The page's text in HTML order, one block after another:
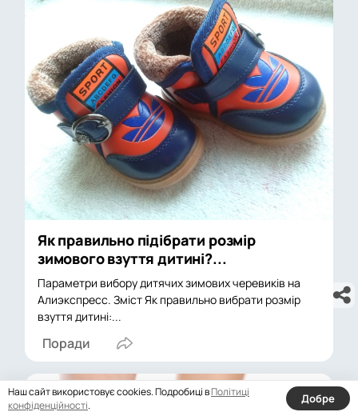
Як правильно підібрати розмір
зимового взуття дитині?...
Параметри вибору дитячих зимових черевиків на
Алиэкспресс. Зміст Як правильно вибрати розмір
взуття дитині:...
Поради
Наш сайт використовує cookies. Подробиці вПолітиці
конфіденційності. Добре